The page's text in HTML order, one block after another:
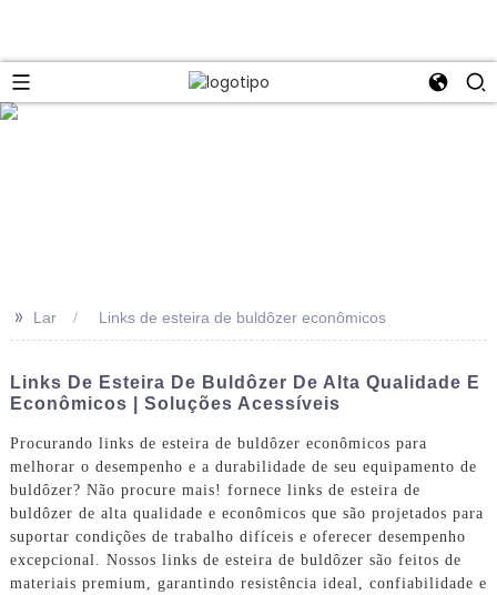
>> Lar Links de esteira de buldôzer econômicos
Links De Esteira De Buldôzer De Alta Qualidade E
Econômicos | Soluções Acessíveis
Procurando links de esteira de buldôzer econômicos para
melhorar o desempenho e a durabilidade de seu equipamento de
buldôzer? Não procure mais! fornece links de esteira de
buldôzer de alta qualidade e econômicos que são projetados para
suportar condições de trabalho difíceis e oferecer desempenho
excepcional. Nossos links de esteira de buldôzer são feitos de
materiais premium, garantindo resistência ideal, confiabilidade e